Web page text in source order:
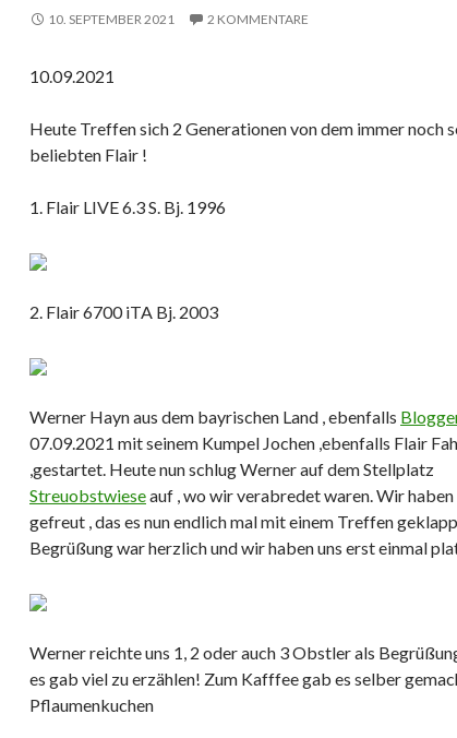
10. SEPTEMBER 2021 2 KOMMENTARE
10.09.2021
Heute Treffen sich 2 Generationen von dem immer noch
beliebten Flair !
1. Flair LIVE 6.3 S. Bj. 1996
2. Flair 6700 iTA Bj. 2003
Werner Hayn aus dem bayrischen Land , ebenfalls
07.09.2021 mit seinem Kumpel Jochen ,ebenfalls Flair
,gestartet. Heute nun schlug Werner auf dem Stellplatz
Streuobstwieseauf , wo wir verabredet waren. Wir haben
gefreut , das es nun endlich mal mit einem Treffen
Begrüßung war herzlich und wir haben uns erst einmal
Werner reichte uns 1, 2 oder auch 3 Obstler als
es gab viel zu erzählen! Zum Kafffee gab es selber
Pflaumenkuchen